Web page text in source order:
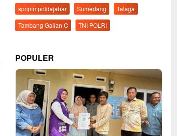
spripimpoldajabar
Sumedang
Talaga
Tambang Galian C
TNI POLRI
POPULER